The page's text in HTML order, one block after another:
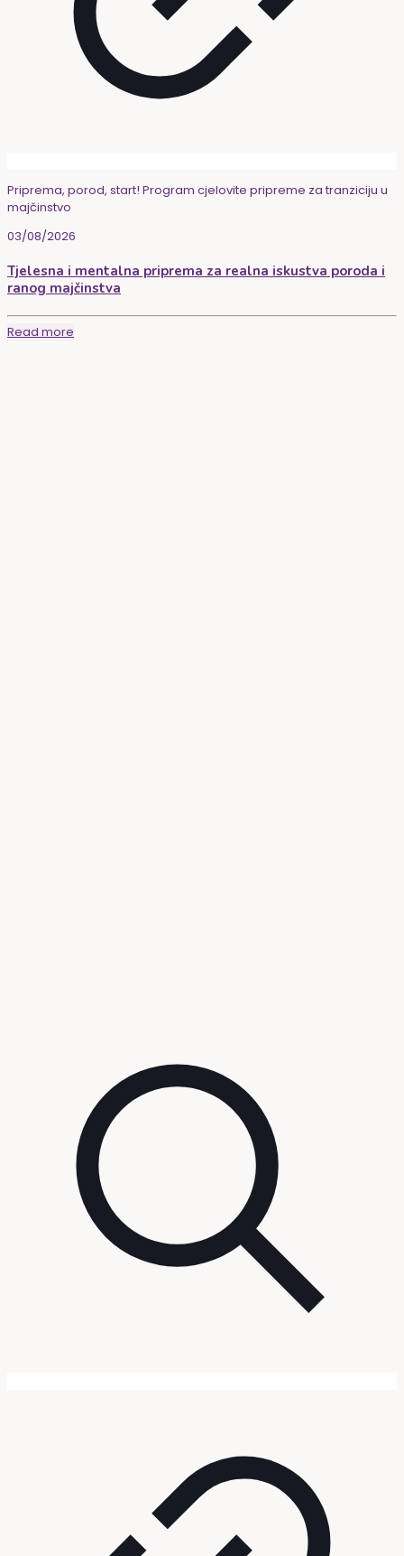
Priprema, porod, start! Program cjelovite pripreme za tranziciju u
majčinstvo
03/08/2026
Tjelesna i mentalna priprema za realna iskustva poroda i
ranog majčinstva
Read more